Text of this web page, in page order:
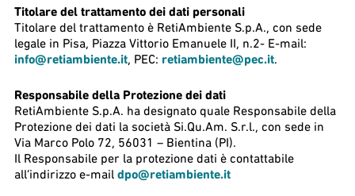
Titolare del trattamento dei dati personali
Titolare del trattamento è RetiAmbiente S.p.A., con sede
legale in Pisa, Piazza Vittorio Emanuele II, n.2- E-mail:
info@retiambiente.it, PEC: retiambiente@pec.it.
Responsabile della Protezione dei dati
RetiAmbiente S.p.A. ha designato quale Responsabile della
Protezione dei dati la società Si.Qu.Am. S.r.l., con sede in
Via Marco Polo 72, 56031 – Bientina (PI).
Il Responsabile per la protezione dati è contattabile
all’indirizzo e-mail dpo@retiambiente.it